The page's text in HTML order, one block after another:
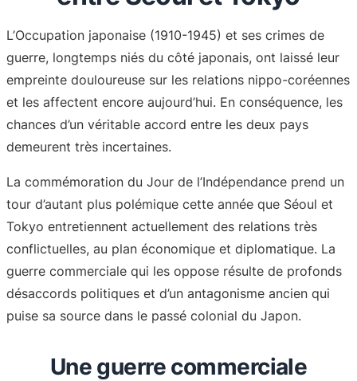
L’Occupation japonaise (1910-1945) et ses crimes de
guerre, longtemps niés du côté japonais, ont laissé leur
empreinte douloureuse sur les relations nippo-coréennes
et les affectent encore aujourd’hui. En conséquence, les
chances d’un véritable accord entre les deux pays
demeurent très incertaines.
La commémoration du Jour de l’Indépendance prend un
tour d’autant plus polémique cette année que Séoul et
Tokyo entretiennent actuellement des relations très
conflictuelles, au plan économique et diplomatique. La
guerre commerciale qui les oppose résulte de profonds
désaccords politiques et d’un antagonisme ancien qui
puise sa source dans le passé colonial du Japon.
Une guerre commerciale